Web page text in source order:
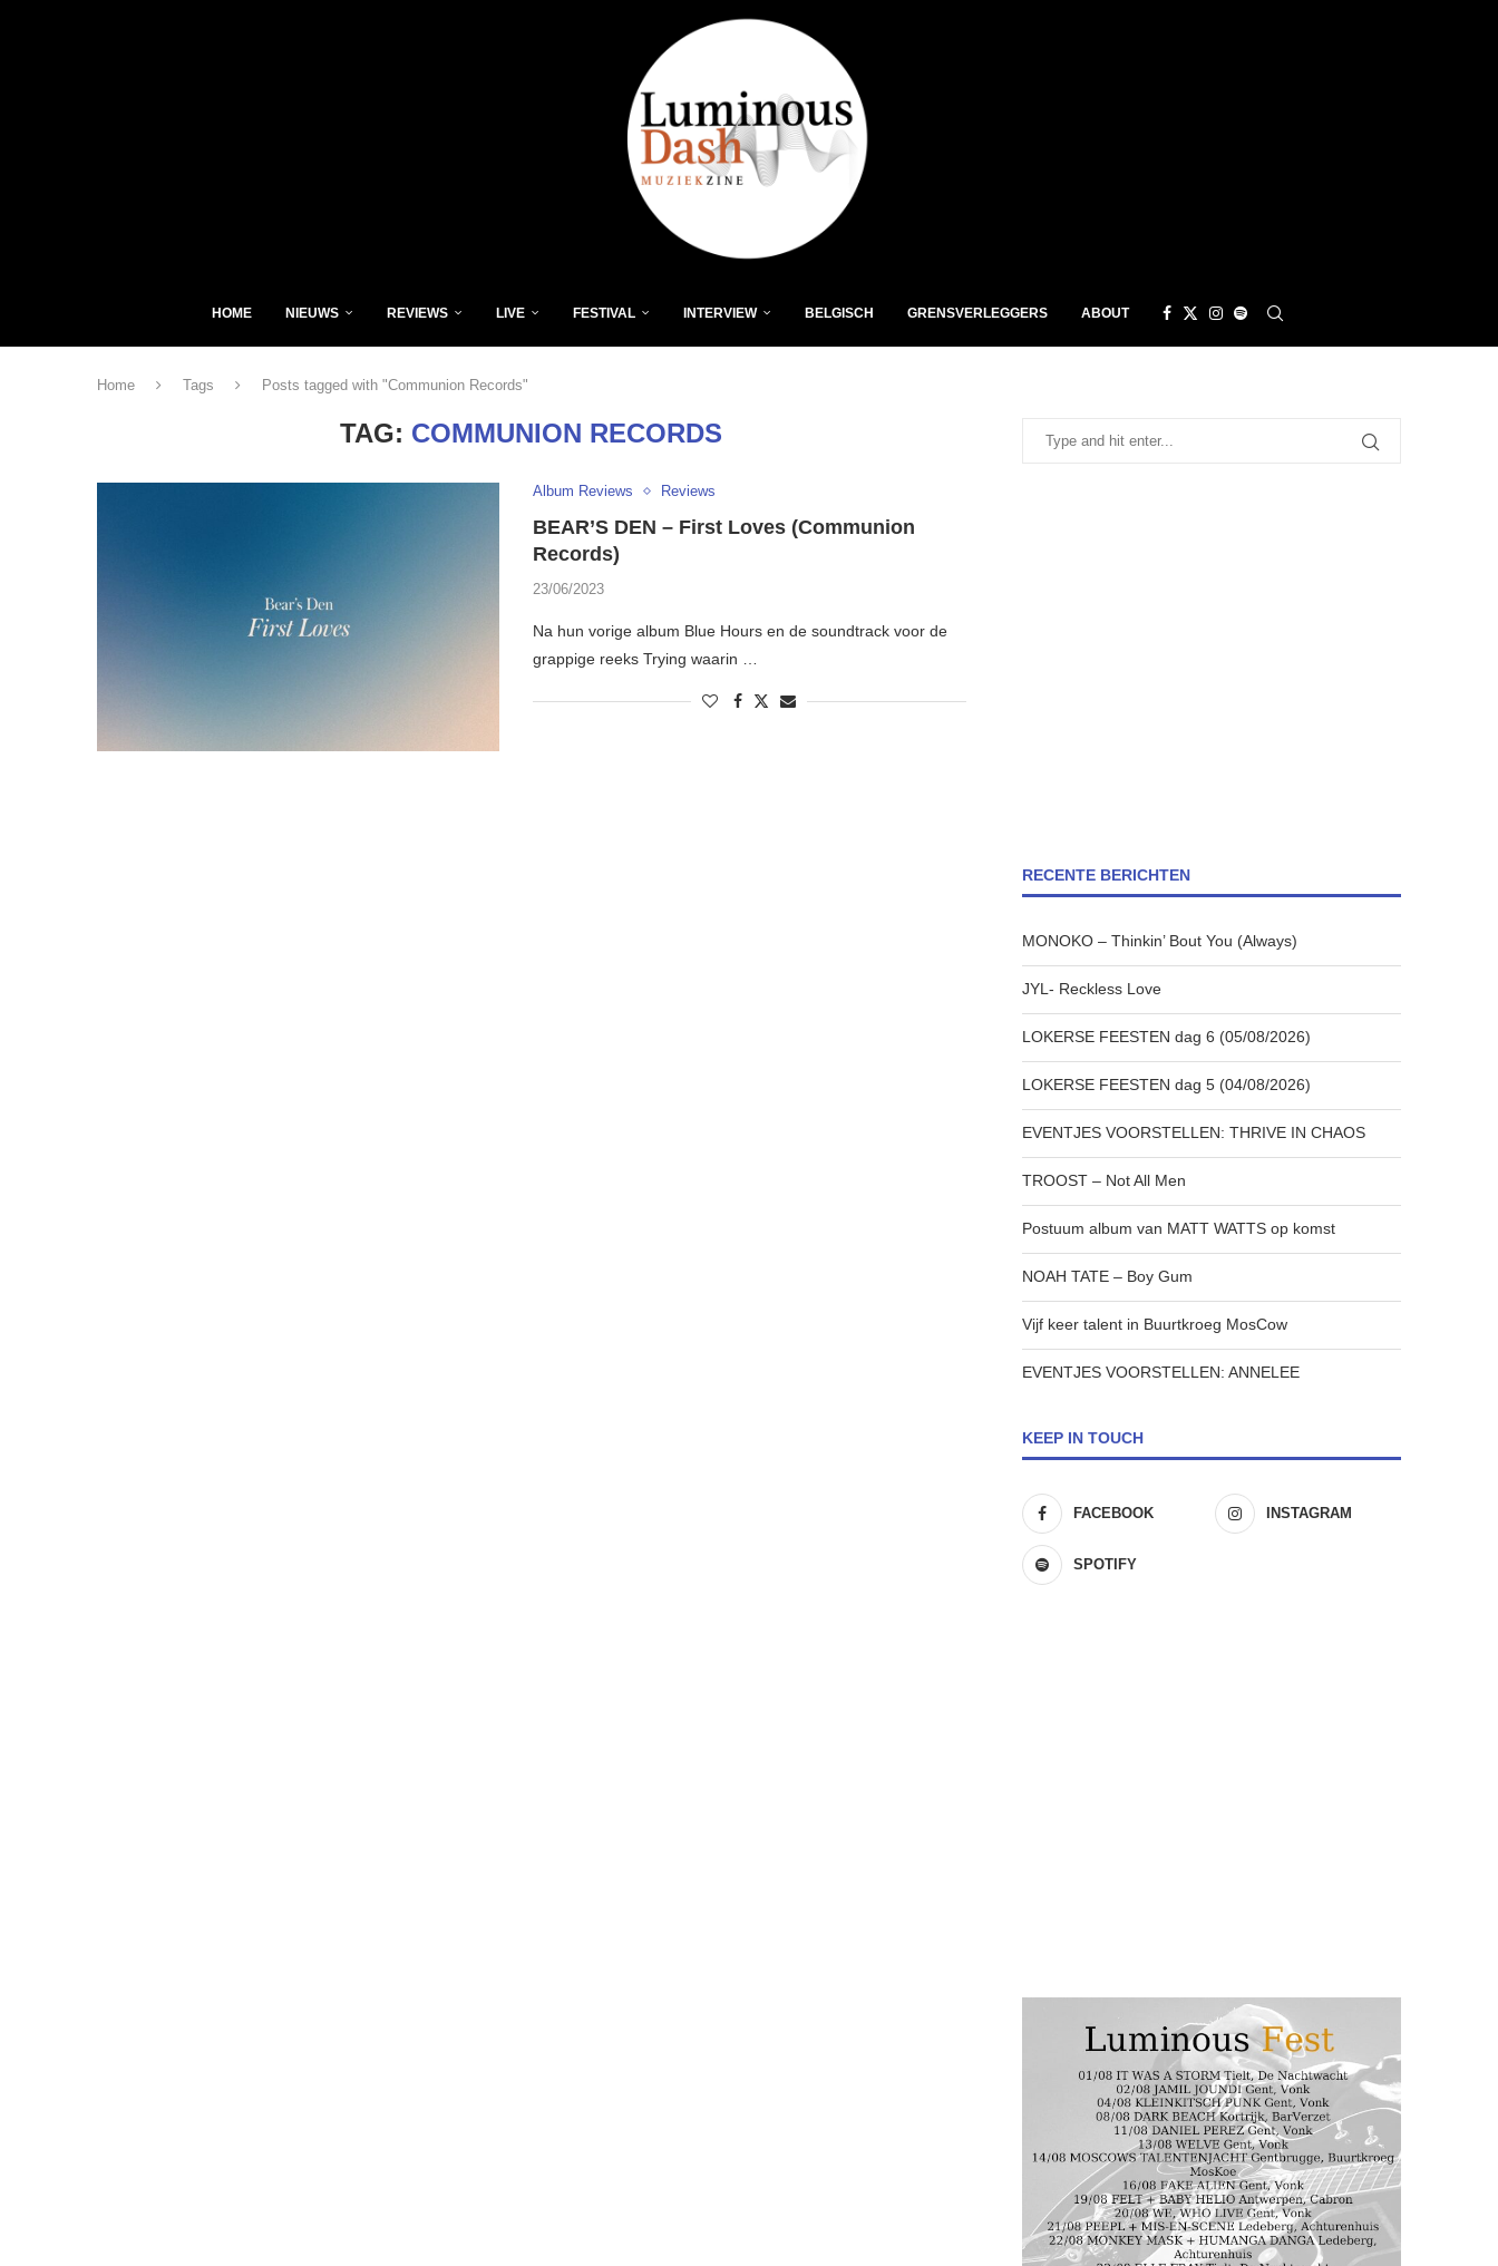
HOME NIEUWS REVIEWS LIVE FESTIVAL INTERVIEW BELGISCH GRENSVERLEGGERS ABOUT
Home Tags Posts tagged with "Communion Records"
TAG: COMMUNION RECORDS
Album Reviews Reviews
BEAR’S DEN – First Loves (Communion
Records)
23/06/2023
Na hun vorige album Blue Hours en de soundtrack voor de
grappige reeks Trying waarin …
RECENTE BERICHTEN
MONOKO – Thinkin’ Bout You (Always)
JYL- Reckless Love
LOKERSE FEESTEN dag 6 (05/08/2026)
LOKERSE FEESTEN dag 5 (04/08/2026)
EVENTJES VOORSTELLEN: THRIVE IN CHAOS
TROOST – Not All Men
Postuum album van MATT WATTS op komst
NOAH TATE – Boy Gum
Vijf keer talent in Buurtkroeg MosCow
EVENTJES VOORSTELLEN: ANNELEE
KEEP IN TOUCH
FACEBOOK INSTAGRAM
SPOTIFY